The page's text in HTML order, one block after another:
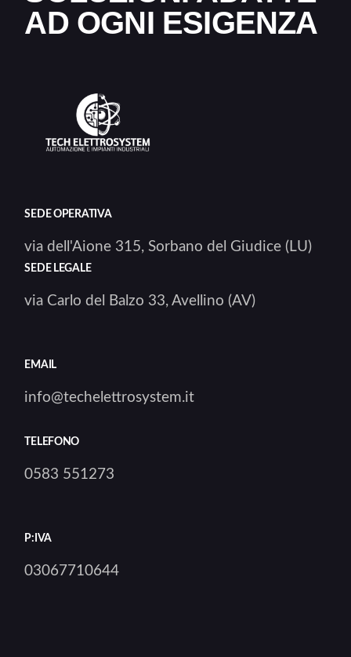
AD OGNI ESIGENZA
SEDE OPERATIVA
via dell'Aione 315, Sorbano del Giudice (LU)
SEDE LEGALE
via Carlo del Balzo 33, Avellino (AV)
EMAIL
info@techelettrosystem.it
TELEFONO
0583 551273
P:IVA
03067710644